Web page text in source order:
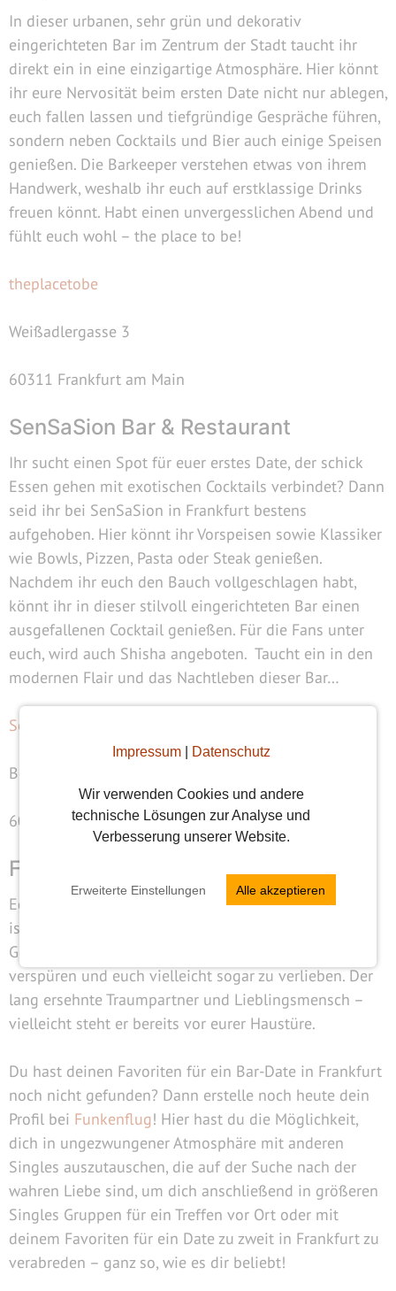
Impressum| Datenschutz
Wir verwenden Cookies und andere
technische Lösungen zur Analyse und
Verbesserung unserer Website.
Erweiterte Einstellungen Alle akzeptieren
In dieser urbanen, sehr grün und dekorativ
eingerichteten Bar im Zentrum der Stadt taucht ihr
direkt ein in eine einzigartige Atmosphäre. Hier könnt
ihr eure Nervosität beim ersten Date nicht nur ablegen,
euch fallen lassen und tiefgründige Gespräche führen,
sondern neben Cocktails und Bier auch einige Speisen
genießen. Die Barkeeper verstehen etwas von ihrem
Handwerk, weshalb ihr euch auf erstklassige Drinks
freuen könnt. Habt einen unvergesslichen Abend und
fühlt euch wohl – the place to be!
theplacetobe
Weißadlergasse 3
60311 Frankfurt am Main
SenSaSion Bar & Restaurant
Ihr sucht einen Spot für euer erstes Date, der schick
Essen gehen mit exotischen Cocktails verbindet? Dann
seid ihr bei SenSaSion in Frankfurt bestens
aufgehoben. Hier könnt ihr Vorspeisen sowie Klassiker
wie Bowls, Pizzen, Pasta oder Steak genießen.
Nachdem ihr euch den Bauch vollgeschlagen habt,
könnt ihr in dieser stilvoll eingerichteten Bar einen
ausgefallenen Cocktail genießen. Für die Fans unter
euch, wird auch Shisha angeboten. Taucht ein in den
modernen Flair und das Nachtleben dieser Bar…
SenSaSion Bar & Restaurant
Bethmannstraße 19
60311 Frankfurt am Main
Fazit: Bars fürs Date in Frankfurt
Egal wohin es euch letzten Endes verschlägt, wichtig
ist es locker zu bleiben und einfach ihr selbst zu sein.
Gebt einander die Chance, ein paar Glücksgefühle zu
verspüren und euch vielleicht sogar zu verlieben. Der
lang ersehnte Traumpartner und Lieblingsmensch –
vielleicht steht er bereits vor eurer Haustüre.
Du hast deinen Favoriten für ein Bar-Date in Frankfurt
noch nicht gefunden? Dann erstelle noch heute dein
Profil bei Funkenflug! Hier hast du die Möglichkeit,
dich in ungezwungener Atmosphäre mit anderen
Singles auszutauschen, die auf der Suche nach der
wahren Liebe sind, um dich anschließend in größeren
Singles Gruppen für ein Treffen vor Ort oder mit
deinem Favoriten für ein Date zu zweit in Frankfurt zu
verabreden – ganz so, wie es dir beliebt!